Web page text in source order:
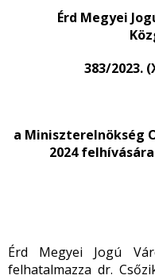
Érd Megyei
383/2023.
a Miniszterelnökség
2024
Érd Megyei Jogú
felhatalmazza dr.